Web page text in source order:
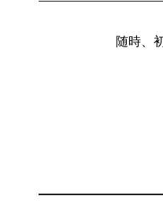
随時、